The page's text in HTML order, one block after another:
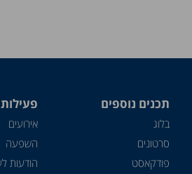
תכנים נוספים
בלוג
סרטונים
פודקאסט
אירועים
השפעה
הודעות